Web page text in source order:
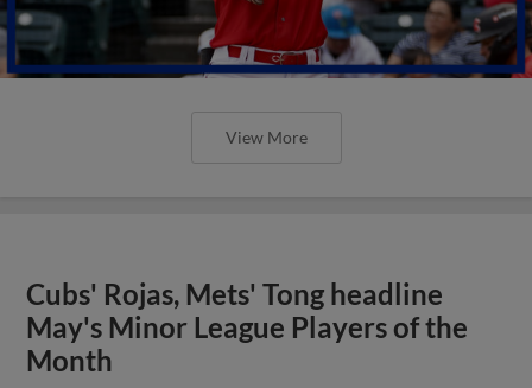
View More
Cubs' Rojas, Mets' Tong headline
May's Minor League Players of the
Month